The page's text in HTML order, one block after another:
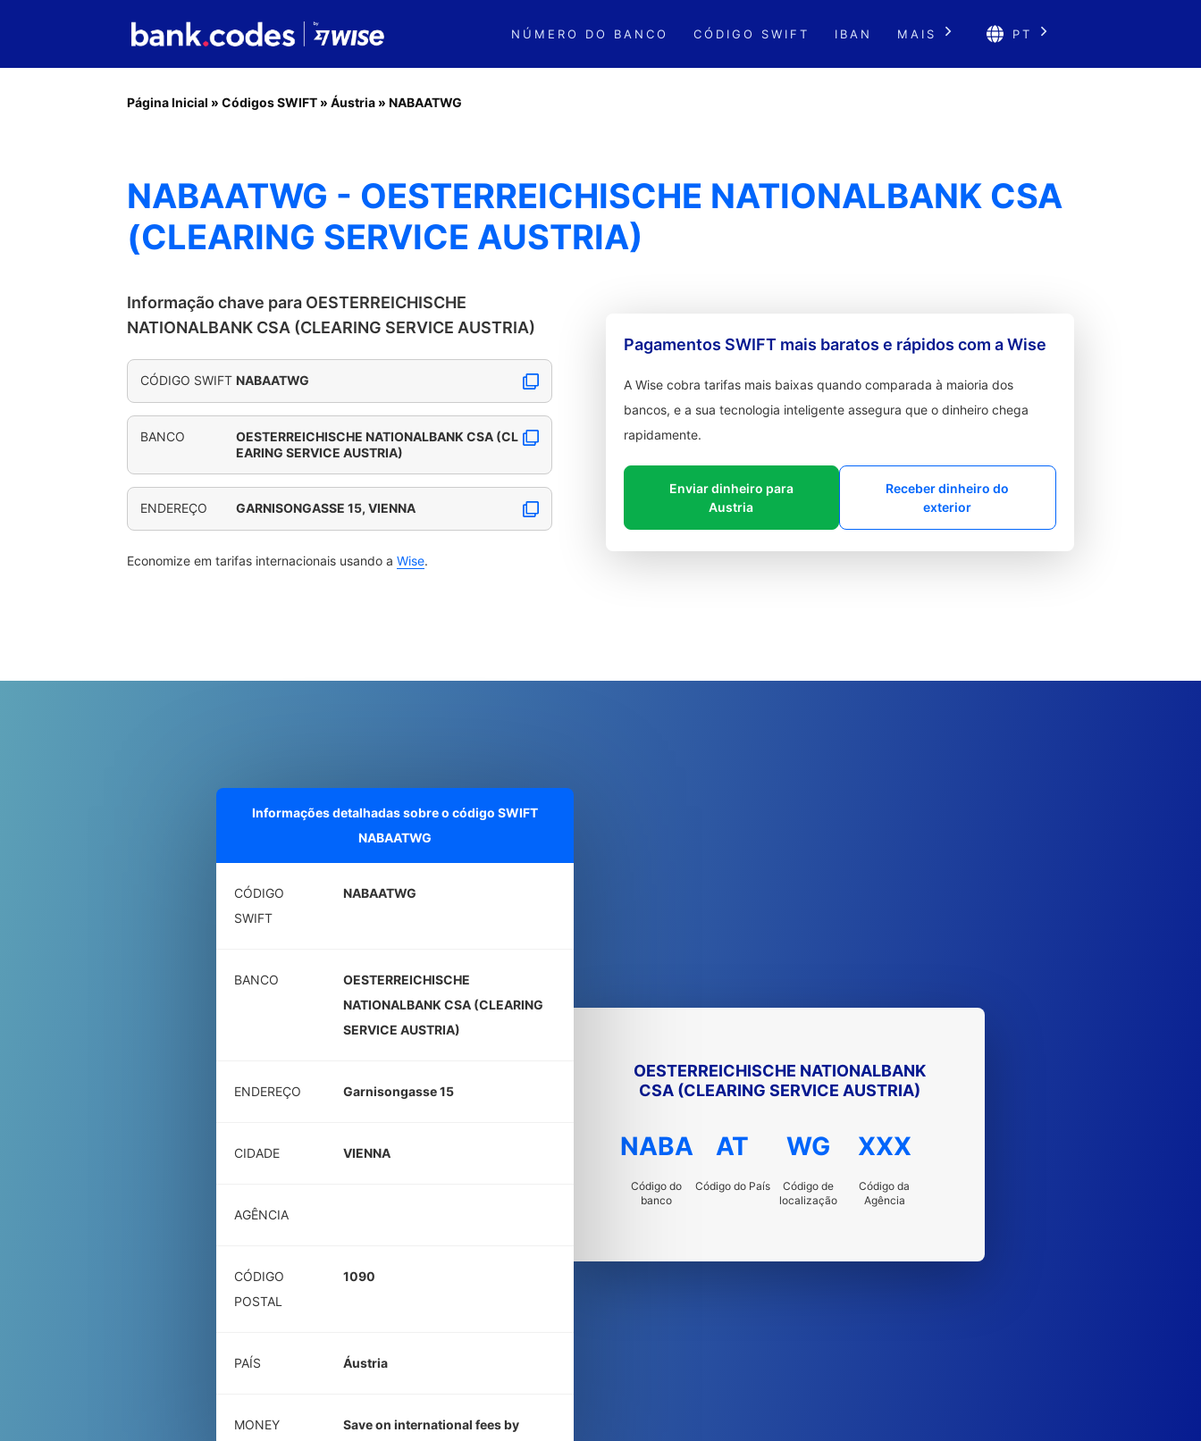
NÚMERO DO BANCO CÓDIGO SWIFT IBAN MAIS PT
Página Inicial » Códigos SWIFT » Áustria » NABAATWG
NABAATWG - OESTERREICHISCHE NATIONALBANK CSA
(CLEARING SERVICE AUSTRIA)
Informação chave para OESTERREICHISCHE
NATIONALBANK CSA (CLEARING SERVICE AUSTRIA)
CÓDIGO SWIFT NABAATWG
BANCO
OESTERREICHISCHE NATIONALBANK CSA (CL
EARING SERVICE AUSTRIA)
ENDEREÇO GARNISONGASSE 15, VIENNA
Economize em tarifas internacionais usando a Wise.
Pagamentos SWIFT mais baratos e rápidos com a Wise
A Wise cobra tarifas mais baixas quando comparada à maioria dos
bancos, e a sua tecnologia inteligente assegura que o dinheiro chega
rapidamente.
Enviar dinheiro para
Austria
Receber dinheiro do
exterior
Informações detalhadas sobre o código SWIFT
NABAATWG
CÓDIGO
SWIFT
NABAATWG
BANCO
OESTERREICHISCHE
NATIONALBANK CSA (CLEARING
SERVICE AUSTRIA)
ENDEREÇO Garnisongasse 15
CIDADE VIENNA
AGÊNCIA
CÓDIGO
POSTAL
1090
PAÍS Áustria
MONEY
Save on international fees by
OESTERREICHISCHE NATIONALBANK
CSA (CLEARING SERVICE AUSTRIA)
NABA
Código do
banco
AT
Código do País
WG
Código de
localização
XXX
Código da
Agência